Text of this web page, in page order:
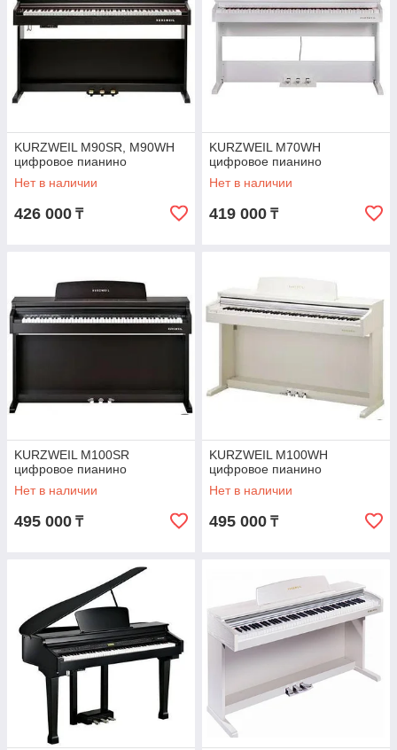
KURZWEIL M90SR, M90WH
цифровое пианино
Нет в наличии
426 000 ₸
KURZWEIL M70WH
цифровое пианино
Нет в наличии
419 000 ₸
KURZWEIL M100SR
цифровое пианино
Нет в наличии
495 000 ₸
KURZWEIL M100WH
цифровое пианино
Нет в наличии
495 000 ₸